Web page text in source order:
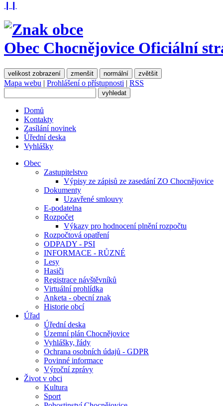
Obec Chocnějovice Oficiální
velikost zobrazení zmenšit normální zvětšit
Mapa webu | Prohlášení o přístupnosti | RSS
Domů
Kontakty
Zasílání novinek
Úřední deska
Vyhlášky
Obec
Zastupitelstvo
Výpisy ze zápisů ze zasedání ZO Chocnějovice
Dokumenty
Uzavřené smlouvy
E-podatelna
Rozpočet
Výkazy pro hodnocení plnění rozpočtu
Rozpočtová opatření
ODPADY - PSI
INFORMACE - RŮZNÉ
Lesy
Hasiči
Registrace návštěvníků
Virtuální prohlídka
Anketa - obecní znak
Historie obcí
Úřad
Úřední deska
Územní plán Chocnějovice
Vyhlášky, řády
Ochrana osobních údajů - GDPR
Povinné informace
Výroční zprávy
Život v obci
Kultura
Sport